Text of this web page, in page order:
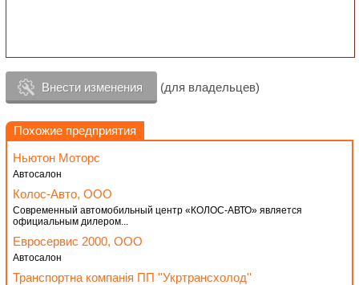
Внести изменения (для владельцев)
Похожие предприятия
Ньютон Моторс
Автосалон
Колос-Авто, ООО
Современный автомобильный центр «КОЛОС-АВТО» является
официальным дилером...
Евросервис 2000, ООО
Автосалон
Транспортна компанія ПП ''Укртрансхолод''